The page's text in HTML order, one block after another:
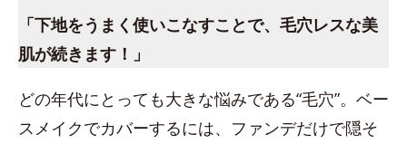
「下地をうまく使いこなすことで、毛穴レスな美
肌が続きます！」
どの年代にとっても大きな悩みである“毛穴”。ベー
スメイクでカバーするには、ファンデだけで隠そ